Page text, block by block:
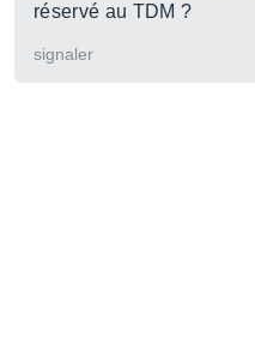
réservé au TDM ?
signaler